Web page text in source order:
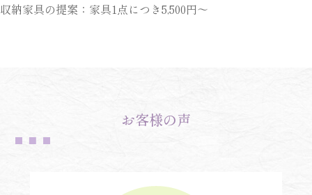
収納家具の提案：家具1点につき5,500円〜
お客様の声